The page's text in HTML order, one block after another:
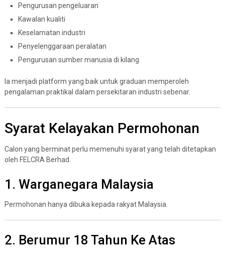
Pengurusan pengeluaran
Kawalan kualiti
Keselamatan industri
Penyelenggaraan peralatan
Pengurusan sumber manusia di kilang
Ia menjadi platform yang baik untuk graduan memperoleh
pengalaman praktikal dalam persekitaran industri sebenar.
Syarat Kelayakan Permohonan
Calon yang berminat perlu memenuhi syarat yang telah ditetapkan
oleh FELCRA Berhad.
1. Warganegara Malaysia
Permohonan hanya dibuka kepada rakyat Malaysia.
2. Berumur 18 Tahun Ke Atas